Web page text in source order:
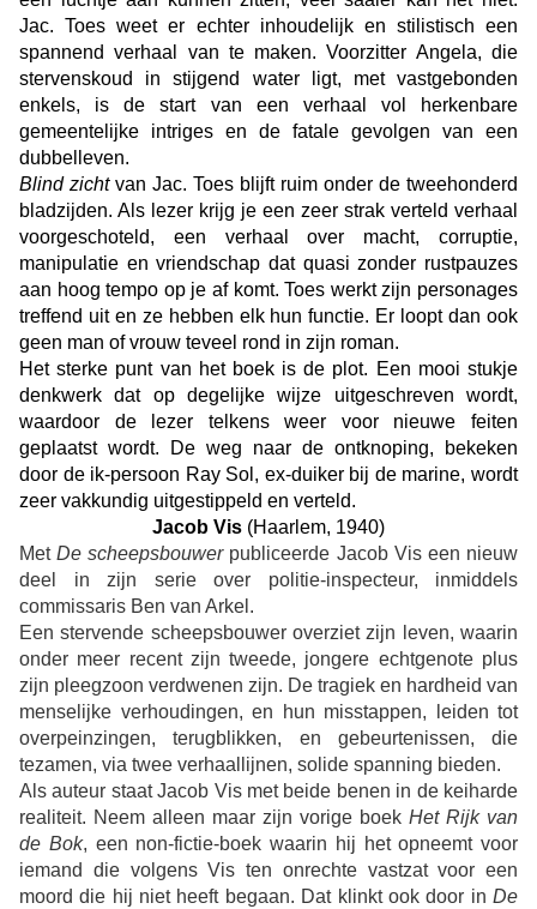
Jac. Toes weet er echter inhoudelijk en stilistisch een
spannend verhaal van te maken. Voorzitter Angela, die
stervenskoud in stijgend water ligt, met vastgebonden
enkels, is de start van een verhaal vol herkenbare
gemeentelijke intriges en de fatale gevolgen van een
dubbelleven.
Blind zichtvan Jac. Toes blijft ruim onder de tweehonderd
bladzijden. Als lezer krijg je een zeer strak verteld verhaal
voorgeschoteld, een verhaal over macht, corruptie,
manipulatie en vriendschap dat quasi zonder rustpauzes
aan hoog tempo op je af komt. Toes werkt zijn personages
treffend uit en ze hebben elk hun functie. Er loopt dan ook
geen man of vrouw teveel rond in zijn roman.
Het sterke punt van het boek is de plot. Een mooi stukje
denkwerk dat op degelijke wijze uitgeschreven wordt,
waardoor de lezer telkens weer voor nieuwe feiten
geplaatst wordt. De weg naar de ontknoping, bekeken
door de ik-persoon Ray Sol, ex-duiker bij de marine, wordt
zeer vakkundig uitgestippeld en verteld.
Jacob Vis (Haarlem, 1940)
MetDe scheepsbouwerpubliceerde Jacob Vis een nieuw
deel in zijn serie over politie-inspecteur, inmiddels
commissaris Ben van Arkel.
Een stervende scheepsbouwer overziet zijn leven, waarin
onder meer recent zijn tweede, jongere echtgenote plus
zijn pleegzoon verdwenen zijn. De tragiek en hardheid van
menselijke verhoudingen, en hun misstappen, leiden tot
overpeinzingen, terugblikken, en gebeurtenissen, die
tezamen, via twee verhaallijnen, solide spanning bieden.
Als auteur staat Jacob Vis met beide benen in de keiharde
realiteit. Neem alleen maar zijn vorige boek Het Rijk van
de Bok, een non-fictie-boek waarin hij het opneemt voor
iemand die volgens Vis ten onrechte vastzat voor een
moord die hij niet heeft begaan. Dat klinkt ook door in De